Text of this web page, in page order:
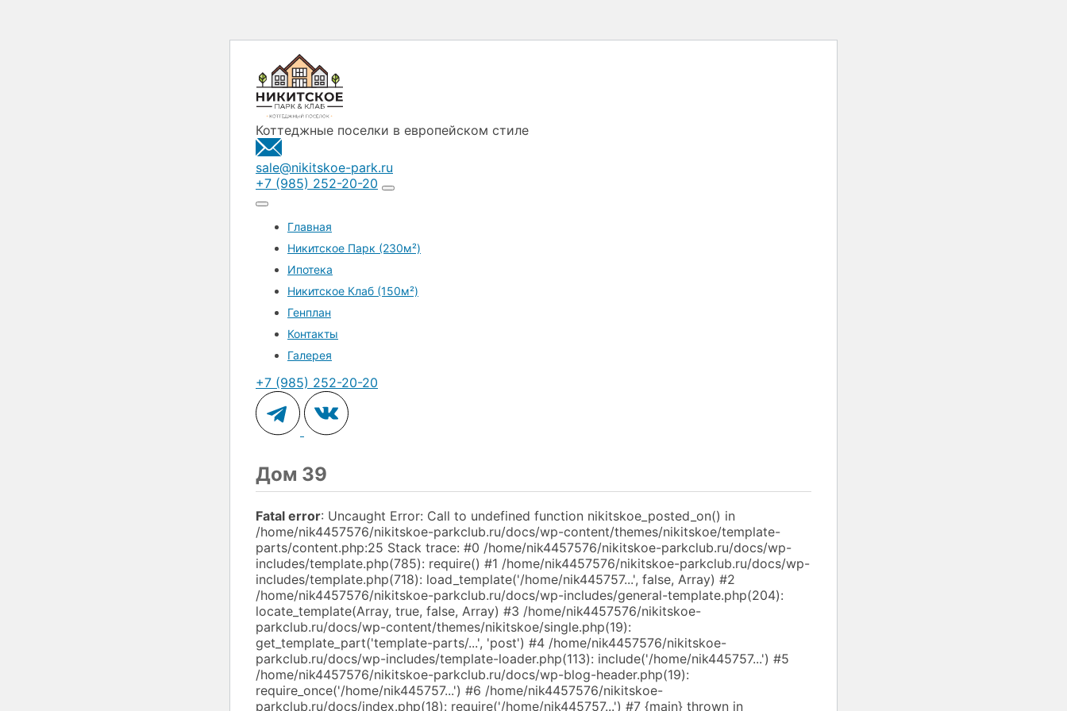
Коттеджные поселки в европейском стиле
sale@nikitskoe-park.ru
+7 (985) 252-20-20
Главная
Никитское Парк (230м²)
Ипотека
Никитское Клаб (150м²)
Генплан
Контакты
Галерея
+7 (985) 252-20-20
Дом 39
Fatal error: Uncaught Error: Call to undefined function nikitskoe_posted_on() in
/home/nik4457576/nikitskoe-parkclub.ru/docs/wp-content/themes/nikitskoe/template-
parts/content.php:25 Stack trace: #0 /home/nik4457576/nikitskoe-parkclub.ru/docs/wp-
includes/template.php(785): require() #1 /home/nik4457576/nikitskoe-parkclub.ru/docs/wp-
includes/template.php(718): load_template('/home/nik445757...', false, Array) #2
/home/nik4457576/nikitskoe-parkclub.ru/docs/wp-includes/general-template.php(204):
locate_template(Array, true, false, Array) #3 /home/nik4457576/nikitskoe-
parkclub.ru/docs/wp-content/themes/nikitskoe/single.php(19):
get_template_part('template-parts/...', 'post') #4 /home/nik4457576/nikitskoe-
parkclub.ru/docs/wp-includes/template-loader.php(113): include('/home/nik445757...') #5
/home/nik4457576/nikitskoe-parkclub.ru/docs/wp-blog-header.php(19):
require_once('/home/nik445757...') #6 /home/nik4457576/nikitskoe-
parkclub.ru/docs/index.php(18): require('/home/nik445757...') #7 {main} thrown in